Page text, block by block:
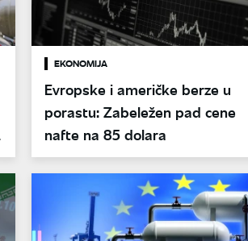
EKONOMIJA
Evropske i američke berze u
porastu: Zabeležen pad cene
nafte na 85 dolara